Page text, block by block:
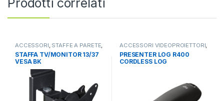
ACCESSORI STAFFE A PARETE
TV E PROIETTORI
STAFFA TV/MONITOR 13/37
VESA BK
MAX25KG/100*100/ROTA90
/INCLI15
ACCESSORI VIDEOPROIETTORI
CONTROLLER/PUNTATORI TV E
PROIETTORI
PRESENTER LOG R400
CORDLESS LOG